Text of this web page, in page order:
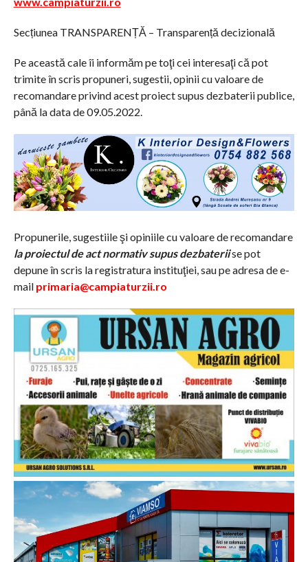
Secțiunea TRANSPARENȚĂ – Transparență decizională
Pe această cale îi informăm pe toţi cei interesaţi că pot
trimite în scris propuneri, sugestii, opinii cu valoare de
recomandare privind acest proiect supus dezbaterii publice,
până la data de 09.05.2022.
Propunerile, sugestiile şi opiniile cu valoare de recomandare
la proiectul de act normativ supus dezbateriise pot
depune în scris la registratura instituţiei, sau pe adresa de e-
mail primaria@campiaturzii.ro